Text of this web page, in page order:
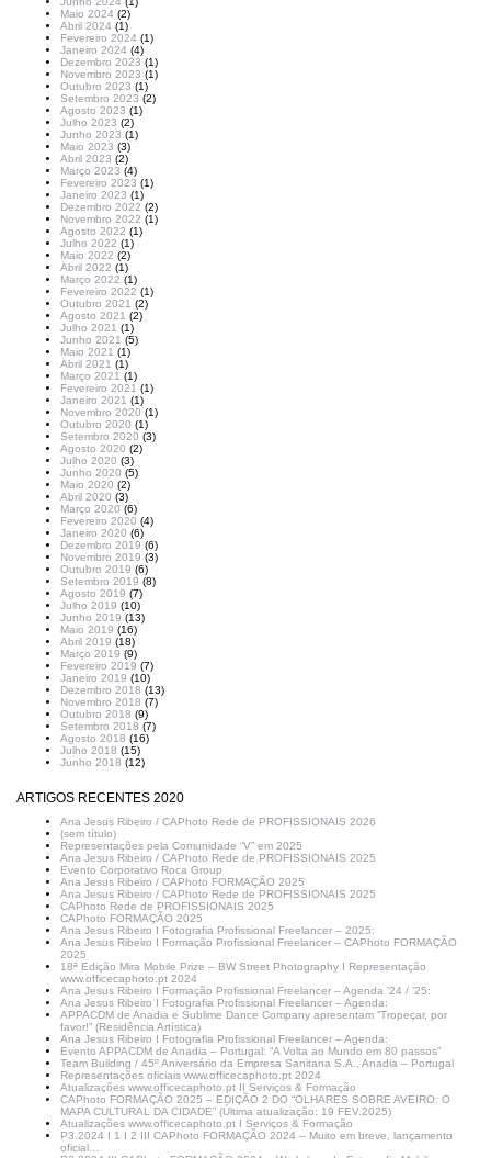
Maio 2024 (2)
Abril 2024 (1)
Fevereiro 2024 (1)
Janeiro 2024 (4)
Dezembro 2023 (1)
Novembro 2023 (1)
Outubro 2023 (1)
Setembro 2023 (2)
Agosto 2023 (1)
Julho 2023 (2)
Junho 2023 (1)
Maio 2023 (3)
Abril 2023 (2)
Março 2023 (4)
Fevereiro 2023 (1)
Janeiro 2023 (1)
Dezembro 2022 (2)
Novembro 2022 (1)
Agosto 2022 (1)
Julho 2022 (1)
Maio 2022 (2)
Abril 2022 (1)
Março 2022 (1)
Fevereiro 2022 (1)
Outubro 2021 (2)
Agosto 2021 (2)
Julho 2021 (1)
Junho 2021 (5)
Maio 2021 (1)
Abril 2021 (1)
Março 2021 (1)
Fevereiro 2021 (1)
Janeiro 2021 (1)
Novembro 2020 (1)
Outubro 2020 (1)
Setembro 2020 (3)
Agosto 2020 (2)
Julho 2020 (3)
Junho 2020 (5)
Maio 2020 (2)
Abril 2020 (3)
Março 2020 (6)
Fevereiro 2020 (4)
Janeiro 2020 (6)
Dezembro 2019 (6)
Novembro 2019 (3)
Outubro 2019 (6)
Setembro 2019 (8)
Agosto 2019 (7)
Julho 2019 (10)
Junho 2019 (13)
Maio 2019 (16)
Abril 2019 (18)
Março 2019 (9)
Fevereiro 2019 (7)
Janeiro 2019 (10)
Dezembro 2018 (13)
Novembro 2018 (7)
Outubro 2018 (9)
Setembro 2018 (7)
Agosto 2018 (16)
Julho 2018 (15)
Junho 2018 (12)
ARTIGOS RECENTES 2020
Ana Jesus Ribeiro / CAPhoto Rede de PROFISSIONAIS 2026
(sem título)
Representações pela Comunidade “V” em 2025
Ana Jesus Ribeiro / CAPhoto Rede de PROFISSIONAIS 2025
Evento Corporativo Roca Group
Ana Jesus Ribeiro / CAPhoto FORMAÇÃO 2025
Ana Jesus Ribeiro / CAPhoto Rede de PROFISSIONAIS 2025
CAPhoto Rede de PROFISSIONAIS 2025
CAPhoto FORMAÇÃO 2025
Ana Jesus Ribeiro I Fotografia Profissional Freelancer – 2025:
Ana Jesus Ribeiro I Formação Profissional Freelancer – CAPhoto FORMAÇÃO
2025
18ª Edição Mira Mobile Prize – BW Street Photography I Representação
www.officecaphoto.pt 2024
Ana Jesus Ribeiro I Formação Profissional Freelancer – Agenda ’24 / ’25:
Ana Jesus Ribeiro I Fotografia Profissional Freelancer – Agenda:
APPACDM de Anadia e Sublime Dance Company apresentam “Tropeçar, por
favor!” (Residência Artística)
Ana Jesus Ribeiro I Fotografia Profissional Freelancer – Agenda:
Evento APPACDM de Anadia – Portugal: “A Volta ao Mundo em 80 passos”
Team Building / 45º Aniversário da Empresa Sanitana S.A., Anadia – Portugal
Representações oficiais www.officecaphoto.pt 2024
Atualizações www.officecaphoto.pt II Serviços & Formação
CAPhoto FORMAÇÃO 2025 – EDIÇÃO 2 DO “OLHARES SOBRE AVEIRO: O
MAPA CULTURAL DA CIDADE” (Última atualização: 19 FEV.2025)
Atualizações www.officecaphoto.pt I Serviços & Formação
P3.2024 I 1 I 2 III CAPhoto FORMAÇÃO 2024 – Muito em breve, lançamento
oficial…